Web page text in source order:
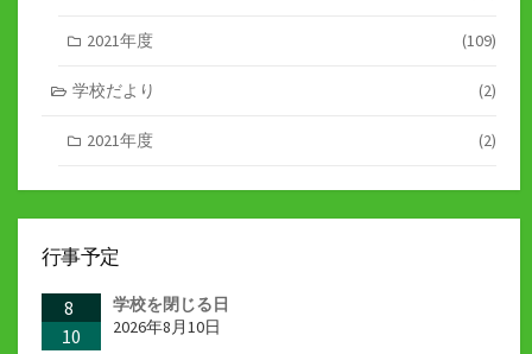
2021年度 (109)
学校だより (2)
2021年度 (2)
行事予定
8
10
学校を閉じる日
2026年8月10日